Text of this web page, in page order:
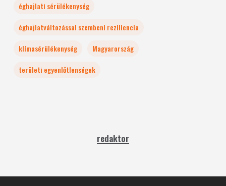
éghajlati sérülékenység
éghajlatváltozással szembeni reziliencia
klímasérülékenység
Magyarország
területi egyenlőtlenségek
redaktor